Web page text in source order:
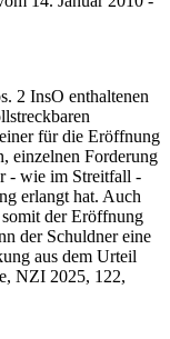
InsO enthaltenen
für die Eröffnung
einzelnen Forderung
- wie im Streitfall -
erlangt hat. Auch
der Eröffnung
der Schuldner eine
aus dem Urteil
NZI 2025, 122,